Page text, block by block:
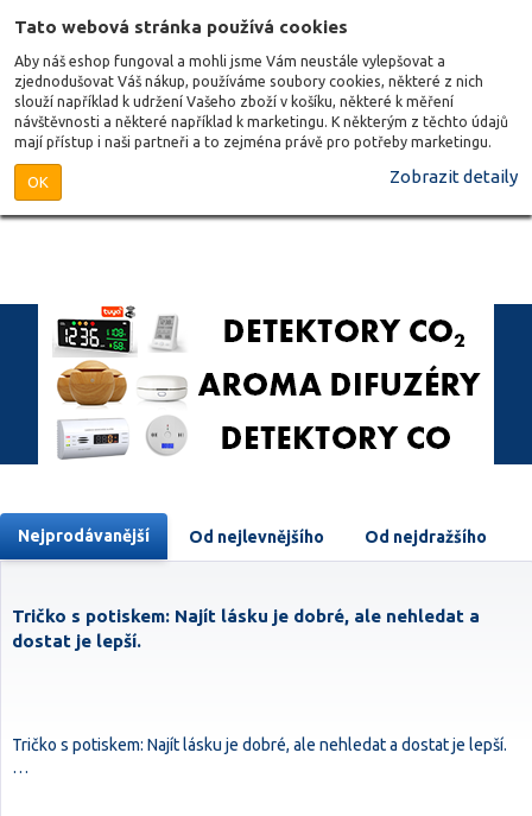
Tato webová stránka používá cookies
Aby náš eshop fungoval a mohli jsme Vám neustále vylepšovat a
zjednodušovat Váš nákup, používáme soubory cookies, některé z nich
slouží například k udržení Vašeho zboží v košíku, některé k měření
návštěvnosti a některé například k marketingu. K některým z těchto údajů
mají přístup i naši partneři a to zejména právě pro potřeby marketingu.
OK Zobrazit detaily
Nejprodávanější Od nejlevnějšího Od nejdražšího
Tričko s potiskem: Najít lásku je dobré, ale nehledat a
dostat je lepší.
Tričko s potiskem: Najít lásku je dobré, ale nehledat a dostat je lepší.
…